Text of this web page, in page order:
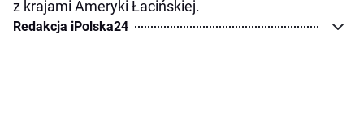
z krajami Ameryki Łacińskiej.
Redakcja iPolska24